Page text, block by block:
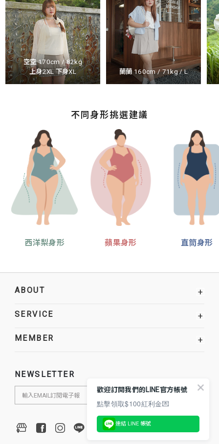
空空 170cm / 82kg
上身2XL 下身XL
蘭蘭 160cm / 71kg / L
不同身形挑選建議
西洋梨身形 蘋果身形 直筒身形
ABOUT +
SERVICE +
MEMBER +
NEWSLETTER
歡迎訂閱我們的LINE官方帳號
點擊領取$100紅利金💌
連結 LINE 帳號